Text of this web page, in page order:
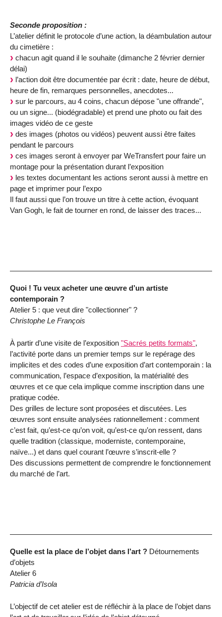
Seconde proposition :
L’atelier définit le protocole d’une action, la déambulation autour
du cimetière :
chacun agit quand il le souhaite (dimanche 2 février dernier
délai)
l’action doit être documentée par écrit : date, heure de début,
heure de fin, remarques personnelles, anecdotes...
sur le parcours, au 4 coins, chacun dépose "une offrande",
ou un signe... (biodégradable) et prend une photo ou fait des
images vidéo de ce geste
des images (photos ou vidéos) peuvent aussi être faites
pendant le parcours
ces images seront à envoyer par WeTransfert pour faire un
montage pour la présentation durant l’exposition
les textes documentant les actions seront aussi à mettre en
page et imprimer pour l’expo
Il faut aussi que l’on trouve un titre à cette action, évoquant
Van Gogh, le fait de tourner en rond, de laisser des traces...
Quoi ! Tu veux acheter une œuvre d’un artiste
contemporain ?
Atelier 5 : que veut dire "collectionner" ?
Christophe Le François
À partir d’une visite de l’exposition "Sacrés petits formats",
l’activité porte dans un premier temps sur le repérage des
implicites et des codes d’une exposition d’art contemporain : la
communication, l’espace d’exposition, la matérialité des
œuvres et ce que cela implique comme inscription dans une
pratique codée.
Des grilles de lecture sont proposées et discutées. Les
œuvres sont ensuite analysées rationnellement : comment
c’est fait, qu’est-ce qu’on voit, qu’est-ce qu’on ressent, dans
quelle tradition (classique, moderniste, contemporaine,
naïve...) et dans quel courant l’œuvre s’inscrit-elle ?
Des discussions permettent de comprendre le fonctionnement
du marché de l’art.
Quelle est la place de l’objet dans l’art ? Détournements
d’objets
Atelier 6
Patricia d’Isola
L’objectif de cet atelier est de réfléchir à la place de l’objet dans